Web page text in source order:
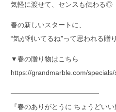
気軽に渡せて、センスも伝わる◎
春の新しいスタートに、
“気が利いてるね”って思われる贈
▼春の贈り物はこちら
https://grandmarble.com/
—————————————
『春のありがとうに ちょうどいい